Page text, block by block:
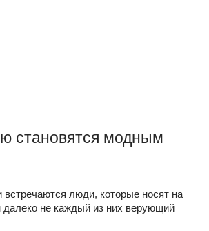
становятся модным
люди, которые носят на
не каждый из них верующий